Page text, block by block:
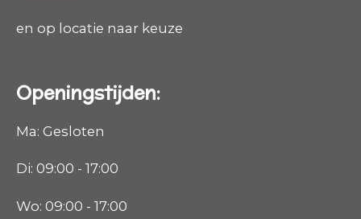
en op locatie naar keuze
Openingstijden:
Ma: Gesloten
Di: 09:00 - 17:00
Wo: 09:00 - 17:00